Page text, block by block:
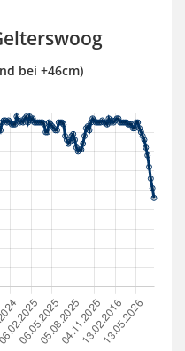
bei +46cm)